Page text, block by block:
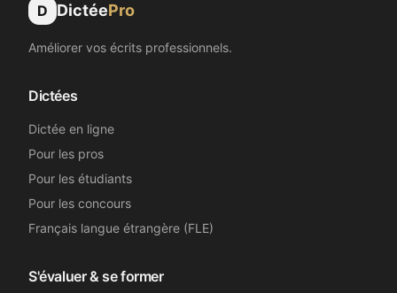
D DictéePro
Améliorer vos écrits professionnels.
Dictées
Dictée en ligne
Pour les pros
Pour les étudiants
Pour les concours
Français langue étrangère (FLE)
S'évaluer & se former